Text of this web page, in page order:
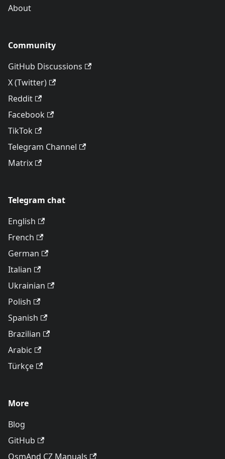
About
Community
GitHub Discussions
X (Twitter)
Reddit
Facebook
TikTok
Telegram Channel
Matrix
Telegram chat
English
French
German
Italian
Ukrainian
Polish
Spanish
Brazilian
Arabic
Türkçe
More
Blog
GitHub
OsmAnd CZ Manuals